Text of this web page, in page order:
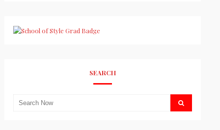
SEARCH